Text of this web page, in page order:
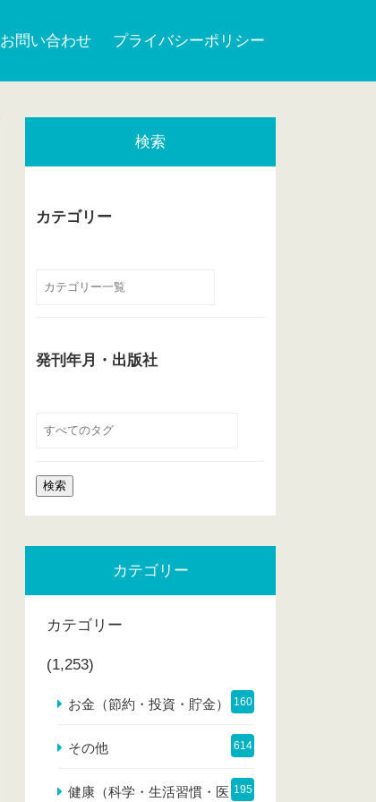
お問い合わせ プライバシーポリシー
検索
カテゴリー
発刊年月・出版社
カテゴリー
カテゴリー
(1,253)
お金（節約・投資・貯金） 160
その他 614
健康（科学・生活習慣・医 195